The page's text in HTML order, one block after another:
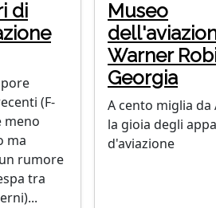
di
(F-
meno
ma
rumore
tra
Museo
Warner
Georgia
A cento miglia
la gioia degli
d'aviazione